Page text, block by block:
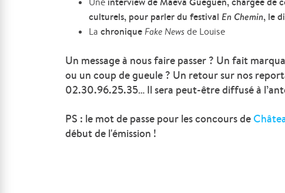
culturels, pour parler du festival En Chemin, le
La chronique Fake News de Louise
Un message à nous faire passer ? Un fait
ou un coup de gueule ? Un retour sur nos
02.30.96.25.35… Il sera peut-être diffusé à
PS : le mot de passe pour les concoursde
début de l'émission !